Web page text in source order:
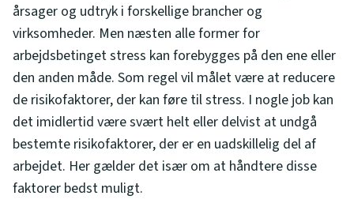
årsager og udtryk i forskellige brancher og
virksomheder. Men næsten alle former for
arbejdsbetinget stress kan forebygges på den ene eller
den anden måde. Som regel vil målet være at reducere
de risikofaktorer, der kan føre til stress. I nogle job kan
det imidlertid være svært helt eller delvist at undgå
bestemte risikofaktorer, der er en uadskillelig del af
arbejdet. Her gælder det især om at håndtere disse
faktorer bedst muligt.